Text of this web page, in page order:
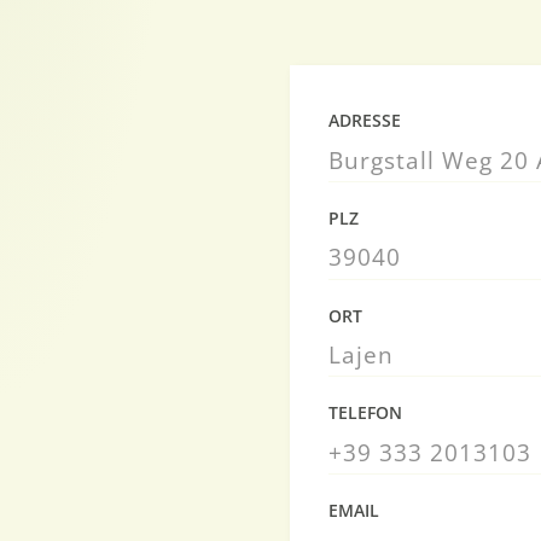
ADRESSE
Burgstall Weg 20
PLZ
39040
ORT
Lajen
TELEFON
+39 333 2013103
EMAIL